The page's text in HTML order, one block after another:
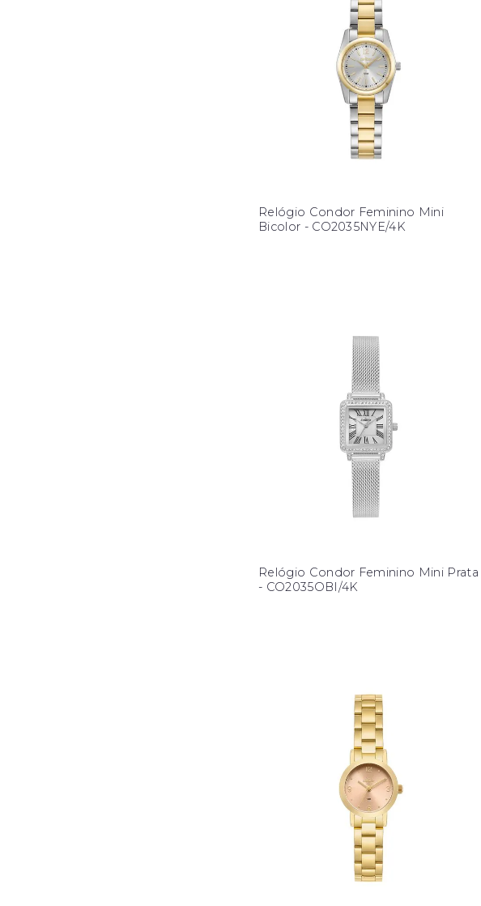
Relógio Condor Feminino Mini
Bicolor - CO2035NYE/4K
Relógio Condor Feminino Mini Prata
- CO2035OBI/4K